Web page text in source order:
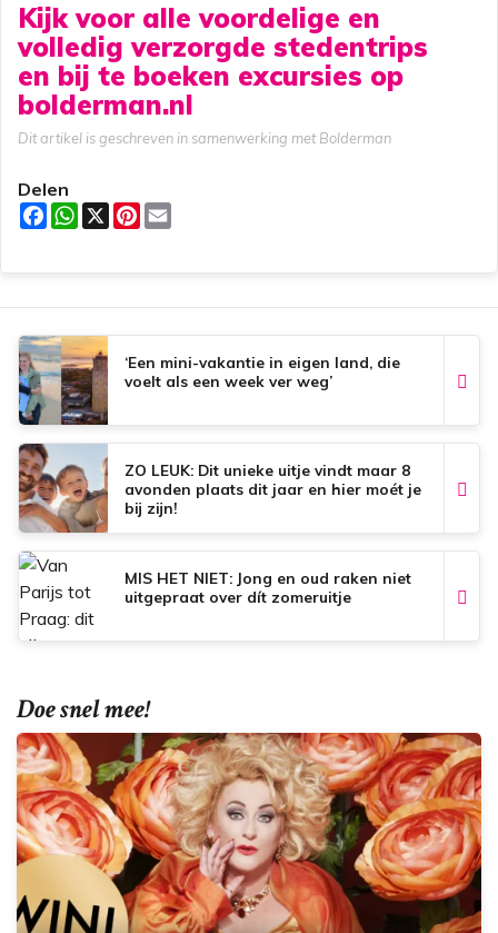
Kijk voor alle voordelige en
volledig verzorgde stedentrips
en bij te boeken excursies op
bolderman.nl
Dit artikel is geschreven in samenwerking met Bolderman
Delen
F
a
k
W
h
p
X
P
s
‘Een mini-vakantie in eigen land, die
voelt als een week ver weg’
ZO LEUK: Dit unieke uitje vindt maar 8
avonden plaats dit jaar en hier moét je
bij zijn!
MIS HET NIET: Jong en oud raken niet
uitgepraat over dít zomeruitje
Doe snel mee!